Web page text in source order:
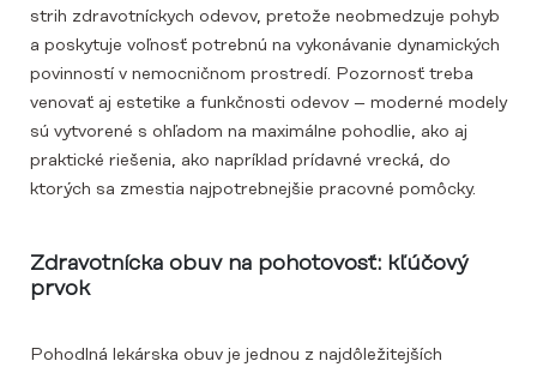
strih zdravotníckych odevov, pretože neobmedzuje pohyb
a poskytuje voľnosť potrebnú na vykonávanie dynamických
povinností v nemocničnom prostredí. Pozornosť treba
venovať aj estetike a funkčnosti odevov – moderné modely
sú vytvorené s ohľadom na maximálne pohodlie, ako aj
praktické riešenia, ako napríklad prídavné vrecká, do
ktorých sa zmestia najpotrebnejšie pracovné pomôcky.
Zdravotnícka obuv na pohotovosť: kľúčový
prvok
Pohodlná lekárska obuv je jednou z najdôležitejších